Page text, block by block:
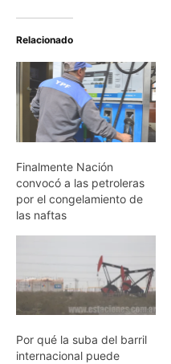
Relacionado
Finalmente Nación
convocó a las petroleras
por el congelamiento de
las naftas
Por qué la suba del barril
internacional puede